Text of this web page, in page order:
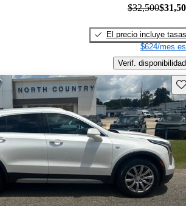
$32,500
El precio incluye tasas
$624/mes
Verif. disponibilidad